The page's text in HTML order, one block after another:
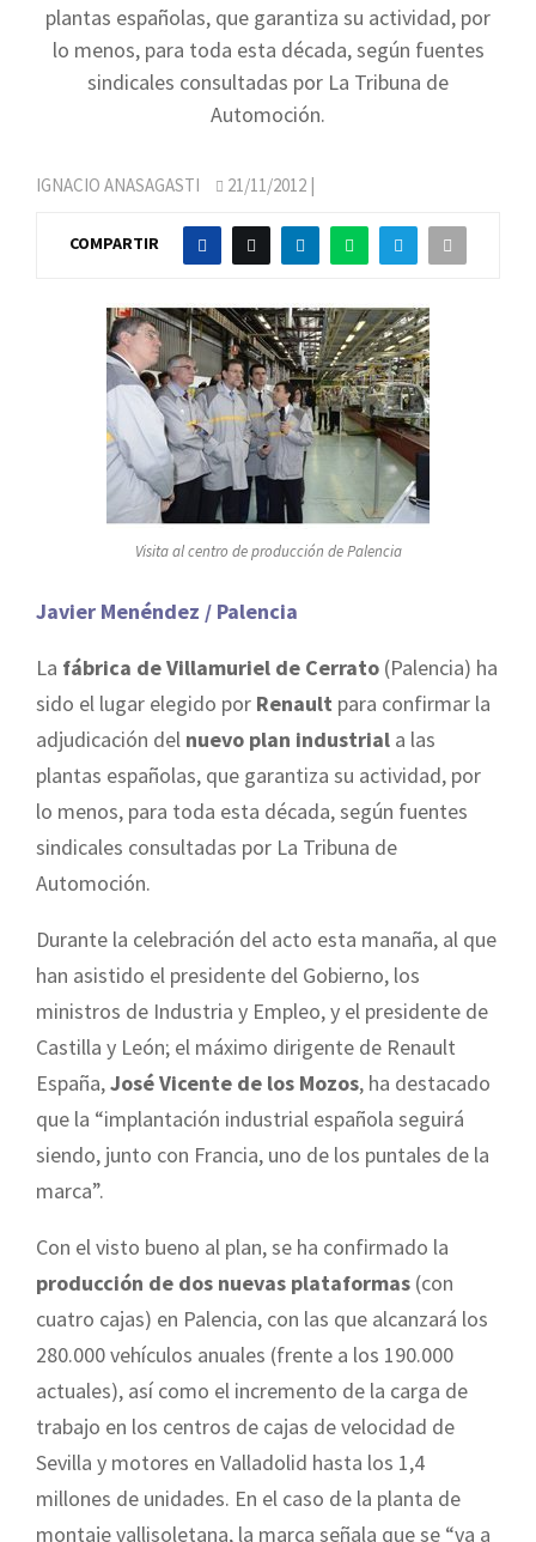
plantas españolas, que garantiza su actividad, por
lo menos, para toda esta década, según fuentes
sindicales consultadas por La Tribuna de
Automoción.
IGNACIO ANASAGASTI 21/11/2012 |
COMPARTIR
Visita al centro de producción de Palencia
Javier Menéndez / Palencia
La fábrica de Villamuriel de Cerrato (Palencia) ha
sido el lugar elegido por Renault para confirmar la
adjudicación del nuevo plan industrial a las
plantas españolas, que garantiza su actividad, por
lo menos, para toda esta década, según fuentes
sindicales consultadas por La Tribuna de
Automoción.
Durante la celebración del acto esta manaña, al que
han asistido el presidente del Gobierno, los
ministros de Industria y Empleo, y el presidente de
Castilla y León; el máximo dirigente de Renault
España,José Vicente de los Mozos, ha destacado
que la “implantación industrial española seguirá
siendo, junto con Francia, uno de los puntales de la
marca”.
Con el visto bueno al plan, se ha confirmado la
producción de dos nuevas plataformas (con
cuatro cajas) en Palencia, con las que alcanzará los
280.000 vehículos anuales (frente a los 190.000
actuales), así como el incremento de la carga de
trabajo en los centros de cajas de velocidad de
Sevilla y motores en Valladolid hasta los 1,4
millones de unidades. En el caso de la planta de
montaje vallisoletana, la marca señala que se “va a